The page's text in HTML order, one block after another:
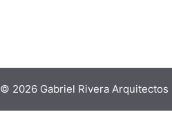
© 2026 Gabriel Rivera Arquitectos